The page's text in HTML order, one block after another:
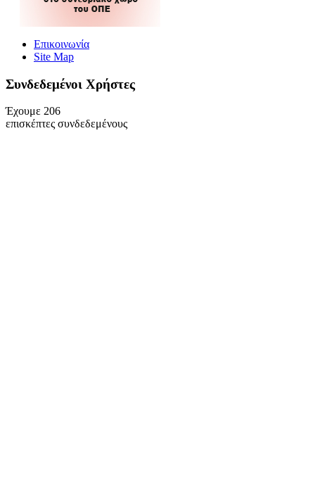
Επικοινωνία
Site Map
Συνδεδεμένοι Xρήστες
Έχουμε 206
επισκέπτες συνδεδεμένους